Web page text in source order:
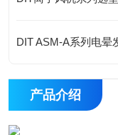
DIT ASM-A系列电晕
产品介绍